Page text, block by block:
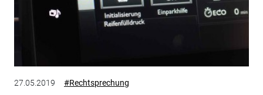
27.05.2019 #Rechtsprechung